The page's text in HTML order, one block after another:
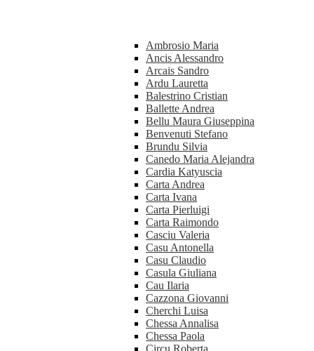
Ambrosio Maria
Ancis Alessandro
Arcais Sandro
Ardu Lauretta
Balestrino Cristian
Ballette Andrea
Bellu Maura Giuseppina
Benvenuti Stefano
Brundu Silvia
Canedo Maria Alejandra
Cardia Katyuscia
Carta Andrea
Carta Ivana
Carta Pierluigi
Carta Raimondo
Casciu Valeria
Casu Antonella
Casu Claudio
Casula Giuliana
Cau Ilaria
Cazzona Giovanni
Cherchi Luisa
Chessa Annalisa
Chessa Paola